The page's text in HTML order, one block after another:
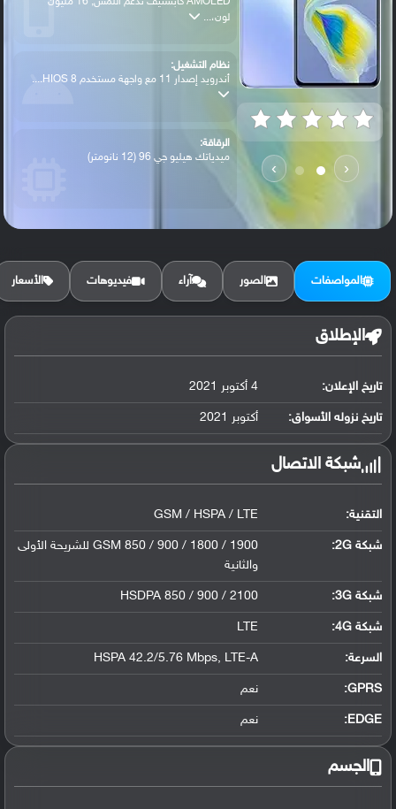
‹
›
لون،...
نظام التشغيل:
أندرويد إصدار 11 مع واجهة مستخدم HIOS 8....
الرقاقة:
ميدياتك هيليو جي 96 (12 نانومتر)
الرام / التخزين:
البطارية:
ليثيوم بوليمر سعة 4750 مللي أمبير, غير ق...
المواصفات الصور آراء فيديوهات الأسعار
الإطلاق
تاريخ الإعلان: 4 أكتوبر 2021
تاريخ نزوله الأسواق: أكتوبر 2021
شبكة الاتصال
التقنية: GSM / HSPA / LTE
شبكة 2G:
GSM 850 / 900 / 1800 / 1900 للشريحة الأولى
والثانية
شبكة 3G :
HSDPA 850 / 900 / 2100
شبكة 4G :
LTE
السرعة: HSPA 42.2/5.76 Mbps, LTE-A
GPRS: نعم
EDGE: نعم
الجسم